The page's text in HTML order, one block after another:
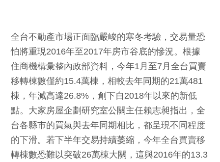
全台不動產市場正面臨嚴峻的寒冬考驗，交易量恐
怕將重現2016年至2017年房市谷底的慘況。根據
住商機構彙整內政部資料，今年1月至7月全台買賣
移轉棟數僅約15.4萬棟，相較去年同期的21萬481
棟，年減高達26.8%，創下自2018年以來的新低
點。大家房屋企劃研究室公關主任賴志昶指出，全
台各縣市的買氣與去年同期相比，都呈現不同程度
的下滑。若下半年交易持續萎縮，今年全台買賣移
轉棟數恐難以突破26萬棟大關，這與2016年的13.3